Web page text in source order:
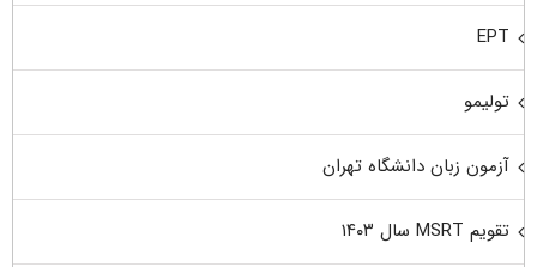
EPT
تولیمو
آزمون زبان دانشگاه تهران
تقویم MSRT سال ۱۴۰۳